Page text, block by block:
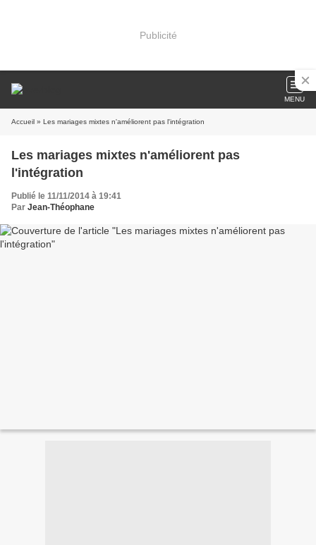
Publicité
MENU
Accueil » Les mariages mixtes n'améliorent pas l'intégration
Les mariages mixtes n'améliorent pas
l'intégration
Publié le 11/11/2014 à 19:41
Par Jean-Théophane